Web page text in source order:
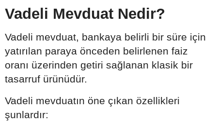
Vadeli Mevduat Nedir?
Vadeli mevduat, bankaya belirli bir süre için
yatırılan paraya önceden belirlenen faiz
oranı üzerinden getiri sağlanan klasik bir
tasarruf ürünüdür.
Vadeli mevduatın öne çıkan özellikleri
şunlardır: